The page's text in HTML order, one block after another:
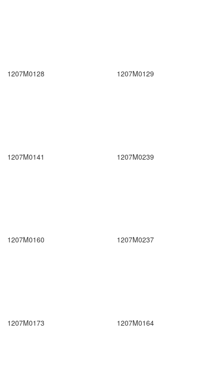
1207M0128 1207M0129
1207M0141 1207M0239
1207M0160 1207M0237
1207M0173 1207M0164